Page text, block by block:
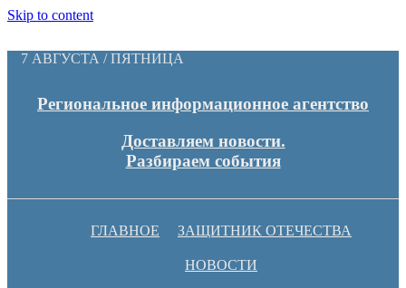
Skip to content
7 АВГУСТА / ПЯТНИЦА
Региональное информационное агентство
Доставляем новости.
Разбираем события
ГЛАВНОЕ ЗАЩИТНИК ОТЕЧЕСТВА
НОВОСТИ